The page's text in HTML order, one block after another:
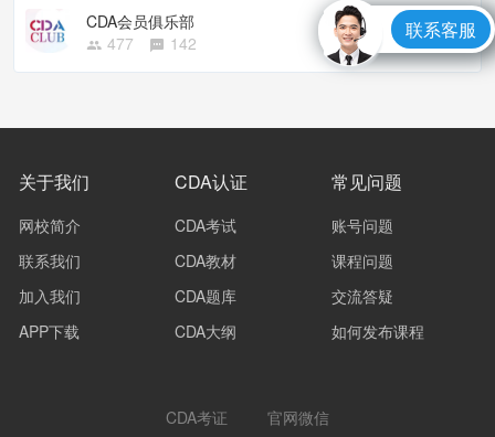
CDA会员俱乐部
477
142
关于我们
网校简介
联系我们
加入我们
APP下载
CDA认证
CDA考试
CDA教材
CDA题库
CDA大纲
常见问题
账号问题
课程问题
交流答疑
如何发布课程
CDA考证 官网微信
联系客服